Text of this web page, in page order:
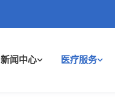
新闻中心 医疗服务